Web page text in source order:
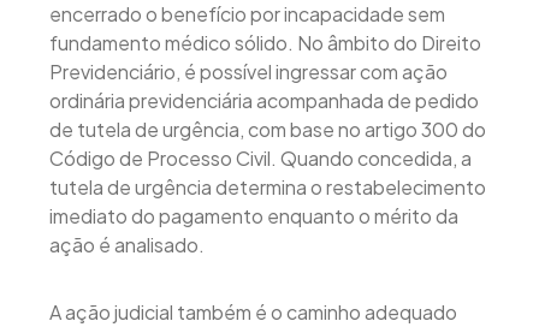
encerrado o benefício por incapacidade sem
fundamento médico sólido. No âmbito do Direito
Previdenciário, é possível ingressar com ação
ordinária previdenciária acompanhada de pedido
de tutela de urgência, com base no artigo 300 do
Código de Processo Civil. Quando concedida, a
tutela de urgência determina o restabelecimento
imediato do pagamento enquanto o mérito da
ação é analisado.
A ação judicial também é o caminho adequado